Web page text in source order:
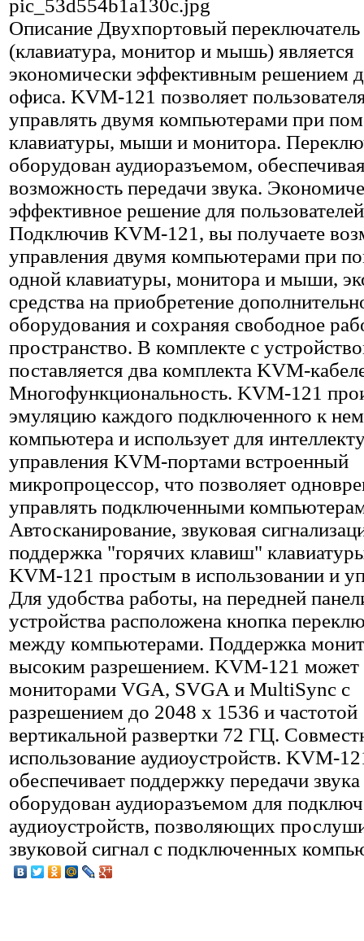
pic_53d554b1a130c.jpg
Описание Двухпортовый
(клавиатура, монитор и мышь) является
экономически эффективным решением
офиса. KVM-121 позволяет
управлять двумя компьютерами при
клавиатуры, мыши и монитора.
оборудован аудиоразъемом,
возможность передачи звука.
эффективное решение для
Подключив KVM-121, вы получаете
управления двумя компьютерами при
одной клавиатуры, монитора и мыши,
средства на приобретение
оборудования и сохраняя свободное
пространство. В комплекте с
поставляется два комплекта KVM-
Многофункциональность. KVM-121
эмуляцию каждого подключенного к
компьютера и использует для
управления KVM-портами встроенный
микропроцессор, что позволяет
управлять подключенными
Автосканирование, звуковая
поддержка "горячих клавиш"
KVM-121 простым в использовании и
Для удобства работы, на передней
устройства расположена кнопка
между компьютерами. Поддержка
высоким разрешением. KVM-121 может
мониторами VGA, SVGA и MultiSync с
разрешением до 2048 x 1536 и частотой
вертикальной развертки 72 ГЦ.
использование аудиоустройств. KVM-
обеспечивает поддержку передачи
оборудован аудиоразъемом для
аудиоустройств, позволяющих
звуковой сигнал с подключенных